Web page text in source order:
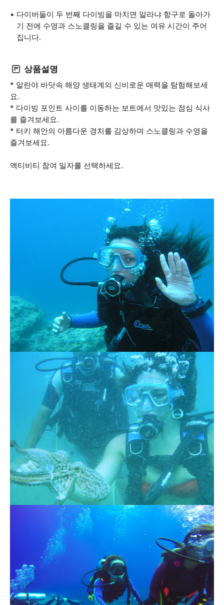
다이버들이 두 번째 다이빙을 마치면 알라냐 항구로 돌아가
기 전에 수영과 스노클링을 즐길 수 있는 여유 시간이 주어
집니다.
상품설명
* 알란야 바닷속 해양 생태계의 신비로운 매력을 탐험해보세
요.
* 다이빙 포인트 사이를 이동하는 보트에서 맛있는 점심 식사
를 즐겨보세요.
* 터키 해안의 아름다운 경치를 감상하며 스노클링과 수영을
즐겨보세요.
액티비티 참여 일자를 선택하세요.